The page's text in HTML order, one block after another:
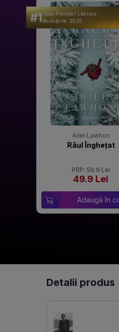
#1Gala Premilor Literare
Bookzone 2025
Ariel Lawhon
Râul Înghețat
PRP: 59.9 Lei
49.9 Lei
Adaugă în
Detalii produs